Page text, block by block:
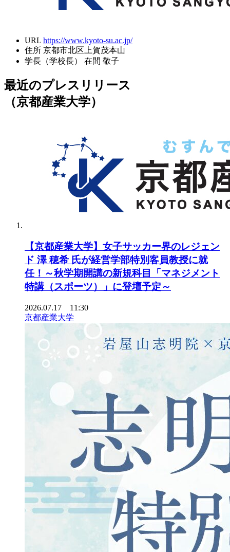
URL https://www.kyoto-su.ac.jp/
住所 京都市北区上賀茂本山
学長（学校長）
在間 敬子
最近のプレスリリース
（京都産業大学）
【京都産業大学】女子サッカー界のレジェン
ド 澤 穂希 氏が経営学部特別客員教授に就
任！～秋学期開講の新規科目「マネジメント
特講（スポーツ）」に登壇予定～
2026.07.17 11:30
京都産業大学